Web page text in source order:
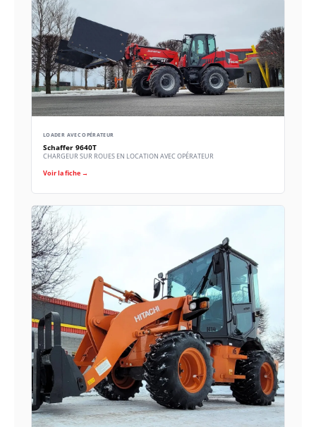
LOADER AVEC OPÉRATEUR
Schaffer 9640T
CHARGEUR SUR ROUES EN LOCATION AVEC OPÉRATEUR
Voir la fiche →